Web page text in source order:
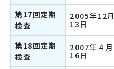
第17回定期
検査
2005年12月
13日
第18回定期
検査
2007年４月
16日